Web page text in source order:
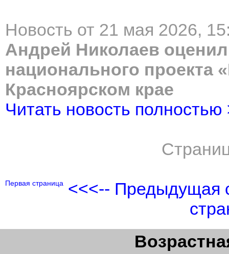
Новость от 21 мая 2026,
Андрей Николаев
национального проекта
Красноярском крае
Читать новость полностью
Первая страница
<<<-- Предыдущая